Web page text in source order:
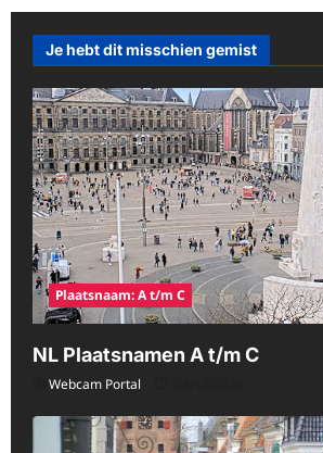
t
e
Je hebt dit misschien gemist
Plaatsnaam: A t/m C
NL Plaatsnamen A t/m C
Webcam Portal